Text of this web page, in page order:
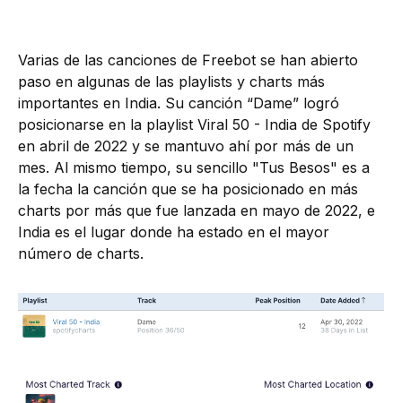
Varias de las canciones de Freebot se han abierto
paso en algunas de las playlists y charts más
importantes en India. Su canción “Dame” logró
posicionarse en la playlist Viral 50 - India de Spotify
en abril de 2022 y se mantuvo ahí por más de un
mes. Al mismo tiempo, su sencillo "Tus Besos" es a
la fecha la canción que se ha posicionado en más
charts por más que fue lanzada en mayo de 2022, e
India es el lugar donde ha estado en el mayor
número de charts.